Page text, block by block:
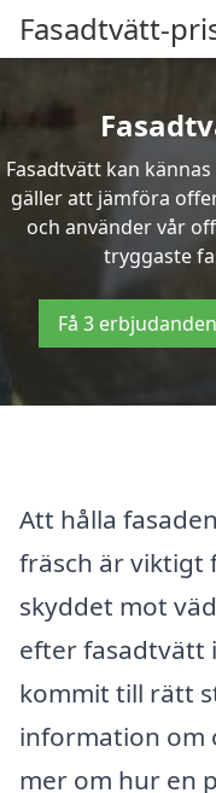
Fasadtvätt-
Fasadtvätt kan
gäller att jämföra
och använder vår
tryggaste
Få 3
Att hålla
fräsch är viktigt
skyddet mot
efter fasadtvätt
kommit till rätt
information om
mer om hur en